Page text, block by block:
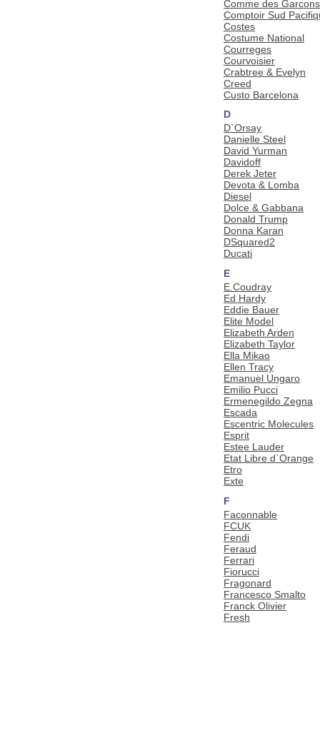
Comme des Garcons
Comptoir Sud
Costes
Costume National
Courreges
Courvoisier
Crabtree & Evelyn
Creed
Custo Barcelona
D
D`Orsay
Danielle Steel
David Yurman
Davidoff
Derek Jeter
Devota & Lomba
Diesel
Dolce & Gabbana
Donald Trump
Donna Karan
DSquared2
Ducati
E
E.Coudray
Ed Hardy
Eddie Bauer
Elite Model
Elizabeth Arden
Elizabeth Taylor
Ella Mikao
Ellen Tracy
Emanuel Ungaro
Emilio Pucci
Ermenegildo Zegna
Escada
Escentric Molecules
Esprit
Estee Lauder
Etat Libre d`Orange
Etro
Exte
F
Faconnable
FCUK
Fendi
Feraud
Ferrari
Fiorucci
Fragonard
Francesco Smalto
Franck Olivier
Fresh